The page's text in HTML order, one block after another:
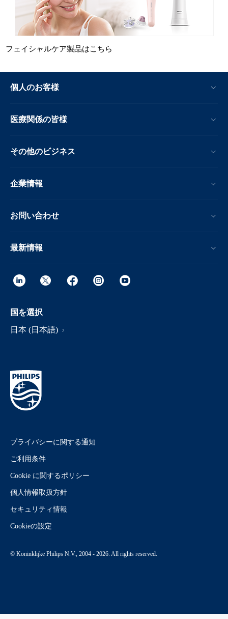
フェイシャルケア製品はこちら
個人のお客様
医療関係の皆様
その他のビジネス
企業情報
お問い合わせ
最新情報
国を選択
日本 (日本語)
プライバシーに関する通知
ご利用条件
Cookie に関するポリシー
個人情報取扱方針
セキュリティ情報
Cookieの設定
© Koninklijke Philips N.V., 2004 - 2026. All rights reserved.